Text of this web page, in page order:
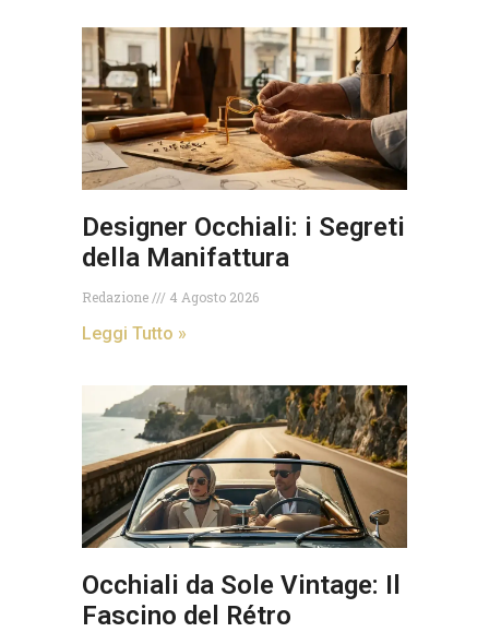
Designer Occhiali: i Segreti
della Manifattura
Redazione 4 Agosto 2026
Leggi Tutto »
Occhiali da Sole Vintage: Il
Fascino del Rétro